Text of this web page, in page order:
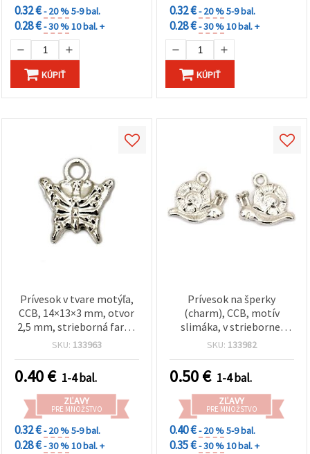
0.32 €- 20 %5-9 bal.
0.28 €- 30 %10 bal. +
KÚPIŤ
0.32 €- 20 %5-9 bal.
0.28 €- 30 %10 bal. +
KÚPIŤ
Prívesok v tvare motýľa,
CCB, 14×13×3 mm, otvor
2,5 mm, strieborná farba
– 20 ks
SKU: 133963
0.40€ 1-4 bal.
ZĽAVY
PRE MNOŽSTVO
0.32 €- 20 %5-9 bal.
0.28 €- 30 %10 bal. +
Prívesok na šperky
(charm), CCB, motív
slimáka, v striebornej
farbe, 17x16x3 mm, otvor
SKU: 133982
0.50€ 1-4 bal.
ZĽAVY
PRE MNOŽSTVO
0.40 €- 20 %5-9 bal.
0.35 €- 30 %10 bal. +